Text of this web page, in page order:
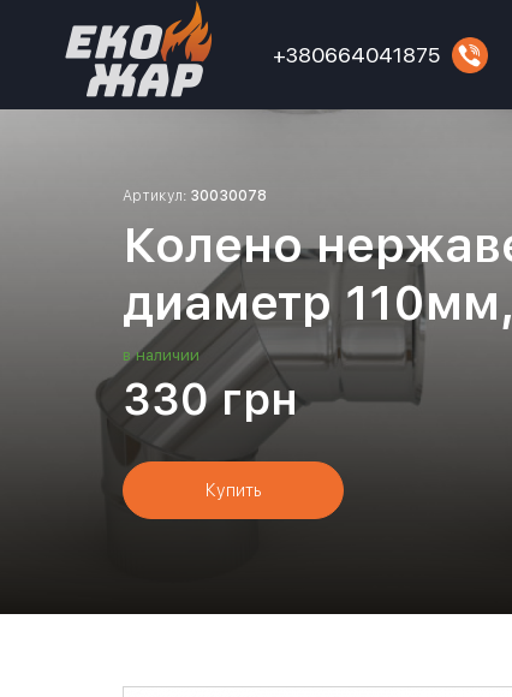
+380664041875
Артикул: 30030078
Колено
диаметр
в наличии
330грн
Купить